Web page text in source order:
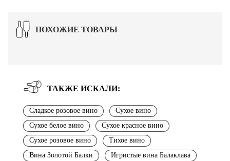
ПОХОЖИЕ ТОВАРЫ
ТАКЖЕ ИСКАЛИ:
Сладкое розовое вино
Сухое вино
Сухое белое вино
Сухое красное вино
Сухое розовое вино
Тихое вино
Вина Золотой Балки
Игристые вина Балаклава